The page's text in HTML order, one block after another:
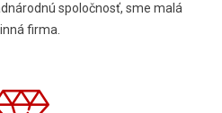
spoločnosť, sme malá
firma.